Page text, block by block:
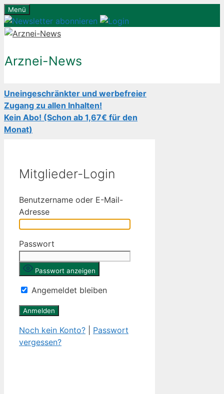
Zum
Inhalt
springen
Menü
Arznei-News
Uneingeschränkter und werbefreier
Zugang zu allen Inhalten!
Kein Abo! (Schon ab 1,67€ für den
Monat)
Mitglieder-Login
Benutzername oder E-Mail-
Adresse
Passwort
Passwort anzeigen
Angemeldet bleiben
Noch kein Konto?
Passwort
vergessen?